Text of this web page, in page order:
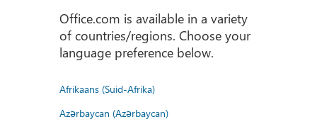
Office.com is available in a variety
of countries/regions. Choose your
language preference below.
Afrikaans (Suid-Afrika)
Azərbaycan (Azərbaycan)